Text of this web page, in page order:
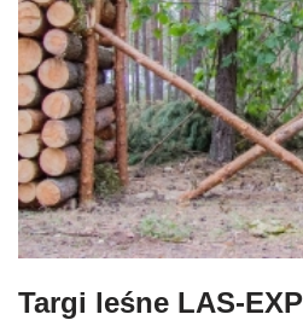
Targi leśne LAS-